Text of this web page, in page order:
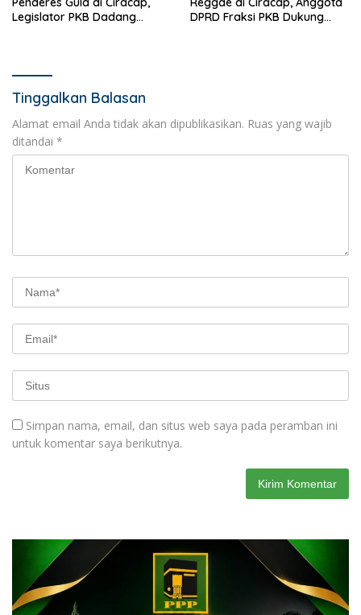
Legislator PKB Dadang
DPRD Fraksi PKB Dukung
Tinggalkan Balasan
Alamat email Anda tidak akan dipublikasikan. Ruas yang wajib
ditandai *
Simpan nama, email, dan situs web saya pada peramban ini
untuk komentar saya berikutnya.